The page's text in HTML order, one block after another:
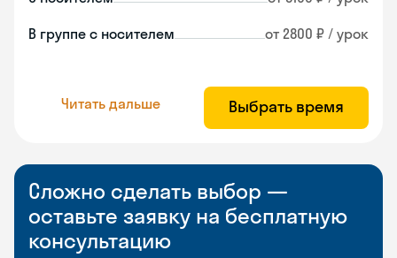
В группе с носителем от 2800 ₽ / урок
Читать дальше Выбрать время
Сложно сделать выбор —
оставьте заявку на бесплатную
консультацию